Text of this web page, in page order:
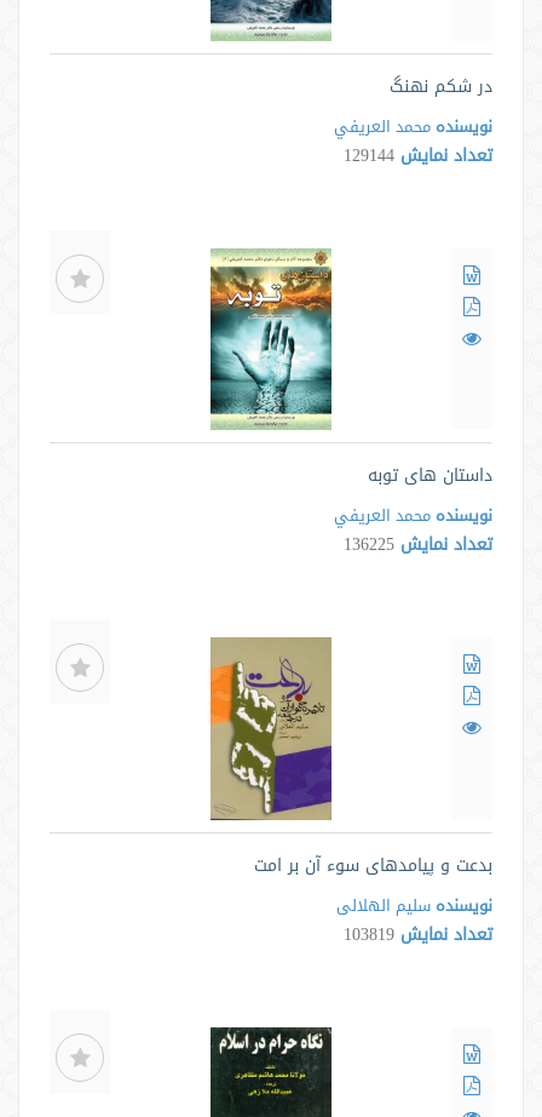
در شکم نهنگ
نویسنده محمد العريفي
تعداد نمایش 129144
داستان های توبه
نویسنده محمد العريفي
تعداد نمایش 136225
بدعت و پیامدهای سوء آن بر امت
نویسنده سلیم الهلالی
تعداد نمایش 103819